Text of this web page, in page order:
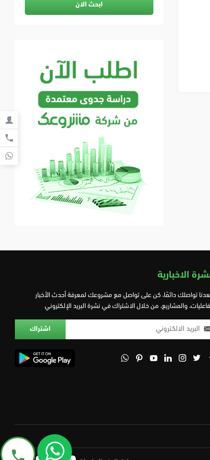
ابحث الان
الاخبارية
تواصلك دائمًا، كن على تواصل مع مشروعك لمعرفة أحدث الأخبار
والمشاريع، من خلال الاشتراك في نشرة البريد الإلكتروني